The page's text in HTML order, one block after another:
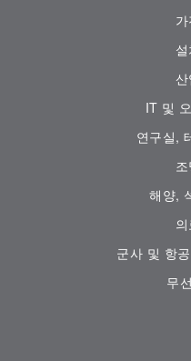
IT 및
연구실,
해양,
군사 및 항
무